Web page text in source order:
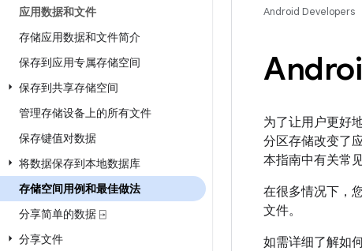
应用数据和文件
存储应用数据和文件简介
保存到应用专属存储空间
保存到共享存储空间
管理存储设备上的所有文件
保存键值对数据
将数据保存到本地数据库
存储空间用例和最佳做法
分享简单的数据 ⍈
分享文件
Android Developers
为了让用户更好
分区存储改变了
本指南中有关常
在很多情况下，
文件。
如需详细了解如